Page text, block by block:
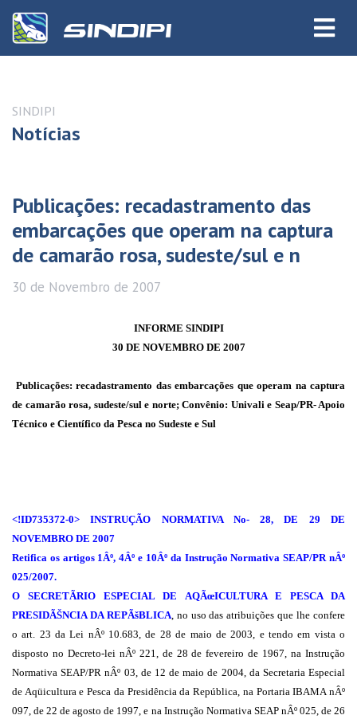
SINDIPI
Notícias
Publicações: recadastramento das
embarcações que operam na captura
de camarão rosa, sudeste/sul e n
30 de Novembro de 2007
INFORME SINDIPI
30 DE NOVEMBRO DE 2007
Publicações: recadastramento das embarcações que operam na captura
de camarão rosa, sudeste/sul e norte; Convênio: Univali e Seap/PR- Apoio
Técnico e Científico da Pesca no Sudeste e Sul
<!ID735372-0> INSTRUÇÃO NORMATIVA No- 28, DE 29 DE
NOVEMBRO DE 2007
Retifica os artigos 1Âº, 4Âº e 10Âº da Instrução Normativa SEAP/PR nÂº
025/2007.
O SECRETÃRIO ESPECIAL DE AQÃœICULTURA E PESCA DA
PRESIDÃŠNCIA DA REPÃšBLICA, no uso das atribuições que lhe confere
o art. 23 da Lei nÂº 10.683, de 28 de maio de 2003, e tendo em vista o
disposto no Decreto-lei nÂº 221, de 28 de fevereiro de 1967, na Instrução
Normativa SEAP/PR nÂº 03, de 12 de maio de 2004, da Secretaria Especial
de Aqüicultura e Pesca da Presidência da República, na Portaria IBAMA nÂº
097, de 22 de agosto de 1997, e na Instrução Normativa SEAP nÂº 025, de 26